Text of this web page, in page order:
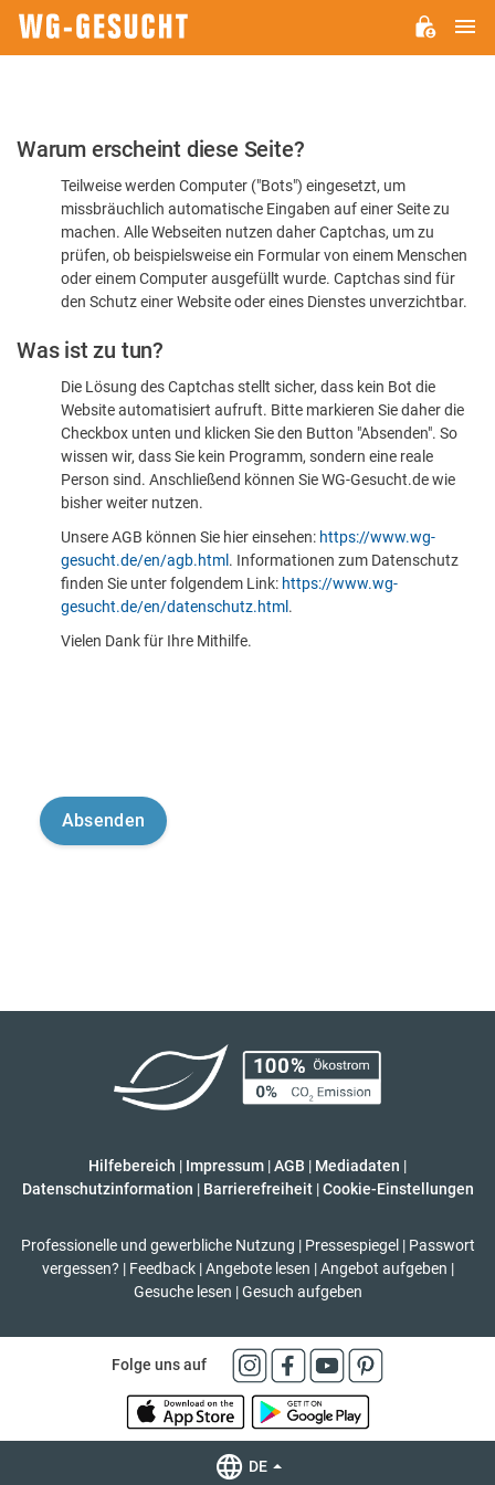
Bitte
dass
sind
Warum erscheint diese Seite?
Teilweise werden Computer ("Bots") eingesetzt, um
missbräuchlich automatische Eingaben auf einer Seite zu
machen. Alle Webseiten nutzen daher Captchas, um zu
prüfen, ob beispielsweise ein Formular von einem Menschen
oder einem Computer ausgefüllt wurde. Captchas sind für
den Schutz einer Website oder eines Dienstes unverzichtbar.
Was ist zu tun?
Die Lösung des Captchas stellt sicher, dass kein Bot die
Website automatisiert aufruft. Bitte markieren Sie daher die
Checkbox unten und klicken Sie den Button "Absenden". So
wissen wir, dass Sie kein Programm, sondern eine reale
Person sind. Anschließend können Sie WG-Gesucht.de wie
bisher weiter nutzen.
Unsere AGB können Sie hier einsehen: https://www.wg-
gesucht.de/en/agb.html . Informationen zum Datenschutz
finden Sie unter folgendem Link: https://www.wg-
gesucht.de/en/datenschutz.html .
Vielen Dank für Ihre Mithilfe.
Hilfebereich | Impressum |AGB | Mediadaten |
Datenschutzinformation | Barrierefreiheit | Cookie-Einstellungen
Professionelle und gewerbliche Nutzung | Pressespiegel | Passwort
vergessen? | Feedback | Angebote lesen | Angebot aufgeben |
Gesuche lesen | Gesuch aufgeben
Folge uns auf
DE